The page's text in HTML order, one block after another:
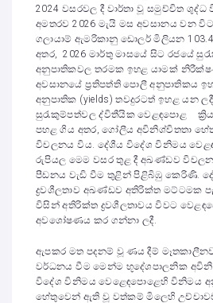
2024 වසරවල දී වාර්තා වූ සමුච්චිත ශුද්ධ
අමතරව 2026 මැයි මස අවසානය වන
ගලායාම් ඇමරිකානු ඩොලර් මිලියන
අතර, 2026 මාර්තු මාසයේ සිට රජයේ
අනුපාතිකවල තරමක ඉහළ යාමක්
අවසානයේ ප්‍රතිපත්ති පොලී අනුපාතිකය
අනුපාතික (yields) තවදුරටත් ඉහළ යන
සුරැකුම්පත්වල ද්විතීයික වෙළඳපොළ
පහළ ගිය අතර, ගෝලීය අවිනිශ්චිතතා
විචලනය විය. දේශීය විදේශ විනිමය
රුපියල මෙම වසර තුළ දී අඛණ්ඩව
පීඩනය වැඩි වීම තුළින් පිළිබිඹු කෙරිණි.
ද්‍රවශීලතාව අඛණ්ඩව අතිරික්ත මට්ටමක
විසින් අතිරික්ත ද්‍රවශීලතාවය විවට
අවශෝෂණය කර ගන්නා ලදී.
ඇපකර මත පදනම් වූ ණය දීම්
වර්ධනය වීම මෙන්ම භූදේශපාලනික
විදේශ විනිමය වෙළෙඳපොළෙහි විනිමය
හේතුවෙන් ඇති වූ වත්කම් මිලෙහි